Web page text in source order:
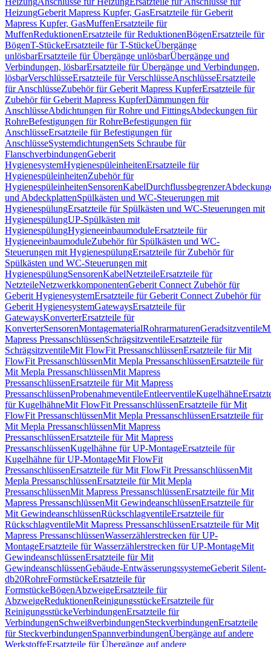
HeizungGeberit Mapress Kupfer, GasErsatzteile für Geberit
Mapress Kupfer, GasMuffenErsatzteile für
MuffenReduktionenErsatzteile für ReduktionenBögenErsatzteile für
BögenT-StückeErsatzteile für T-StückeÜbergänge
unlösbarErsatzteile für Übergänge unlösbarÜbergänge und
Verbindungen, lösbarErsatzteile für Übergänge und Verbindungen,
lösbarVerschlüsseErsatzteile für VerschlüsseAnschlüsseErsatzteile
für AnschlüsseZubehör für Geberit Mapress KupferErsatzteile für
Zubehör für Geberit Mapress KupferDämmungen für
AnschlüsseAbdichtungen für Rohre und FittingsAbdeckungen für
RohreBefestigungen für RohreBefestigungen für
AnschlüsseErsatzteile für Befestigungen für
AnschlüsseSystemdichtungenSets Schraube für
FlanschverbindungenGeberit
HygienesystemHygienespüleinheitenErsatzteile für
HygienespüleinheitenZubehör für
HygienespüleinheitenSensorenKabelDurchflussbegrenzer
und AbdeckplattenSpülkästen und WC-Steuerungen mit
HygienespülungErsatzteile für Spülkästen und WC-Steuerungen mit
HygienespülungUP-Spülkästen mit
HygienespülungHygieneeinbaumoduleErsatzteile für
HygieneeinbaumoduleZubehör für Spülkästen und WC-
Steuerungen mit HygienespülungErsatzteile für Zubehör für
Spülkästen und WC-Steuerungen mit
HygienespülungSensorenKabelNetzteileErsatzteile für
NetzteileNetzwerkkomponentenGeberit Connect Zubehör für
Geberit HygienesystemErsatzteile für Geberit Connect Zubehör für
Geberit HygienesystemGatewaysErsatzteile für
GatewaysKonverterErsatzteile für
KonverterSensorenMontagematerialRohrarmaturenGeradsitzventile
Mapress PressanschlüssenSchrägsitzventileErsatzteile für
SchrägsitzventileMit FlowFit PressanschlüssenErsatzteile für Mit
FlowFit PressanschlüssenMit Mepla PressanschlüssenErsatzteile für
Mit Mepla PressanschlüssenMit Mapress
PressanschlüssenErsatzteile für Mit Mapress
PressanschlüssenProbenahmeventileEntleerventileKugelhähne
für KugelhähneMit FlowFit PressanschlüssenErsatzteile für Mit
FlowFit PressanschlüssenMit Mepla PressanschlüssenErsatzteile für
Mit Mepla PressanschlüssenMit Mapress
PressanschlüssenErsatzteile für Mit Mapress
PressanschlüssenKugelhähne für UP-MontageErsatzteile für
Kugelhähne für UP-MontageMit FlowFit
PressanschlüssenErsatzteile für Mit FlowFit PressanschlüssenMit
Mepla PressanschlüssenErsatzteile für Mit Mepla
PressanschlüssenMit Mapress PressanschlüssenErsatzteile für Mit
Mapress PressanschlüssenMit GewindeanschlüssenErsatzteile für
Mit GewindeanschlüssenRückschlagventileErsatzteile für
RückschlagventileMit Mapress PressanschlüssenErsatzteile für Mit
Mapress PressanschlüssenWasserzählerstrecken für UP-
MontageErsatzteile für Wasserzählerstrecken für UP-MontageMit
GewindeanschlüssenErsatzteile für Mit
GewindeanschlüssenGebäude-EntwässerungssystemeGeberit Silent-
db20RohreFormstückeErsatzteile für
FormstückeBögenAbzweigeErsatzteile für
AbzweigeReduktionenReinigungsstückeErsatzteile für
ReinigungsstückeVerbindungenErsatzteile für
VerbindungenSchweißverbindungenSteckverbindungenErsatzteile
für SteckverbindungenSpannverbindungenÜbergänge auf andere
WerkstoffeErsatzteile für Übergänge auf andere